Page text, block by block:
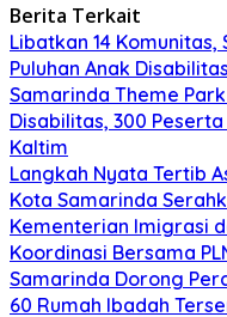
Berita Terkait
Libatkan 14
Puluhan Anak
Samarinda Theme
Disabilitas, 300
Kaltim
Langkah Nyata Tertib
Kota Samarinda
Kementerian Imigrasi
Koordinasi Bersama
Samarinda Dorong
60 Rumah Ibadah